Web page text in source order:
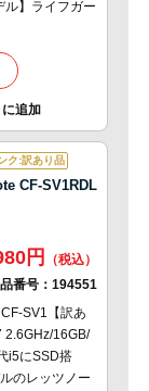
ル】ライフガー
ク:訳あり品
CF-SV1RDL
円
番号： 194551
SV1【訳あ
2.6GHz/16GB/
i5にSSD搭
のレッツノー